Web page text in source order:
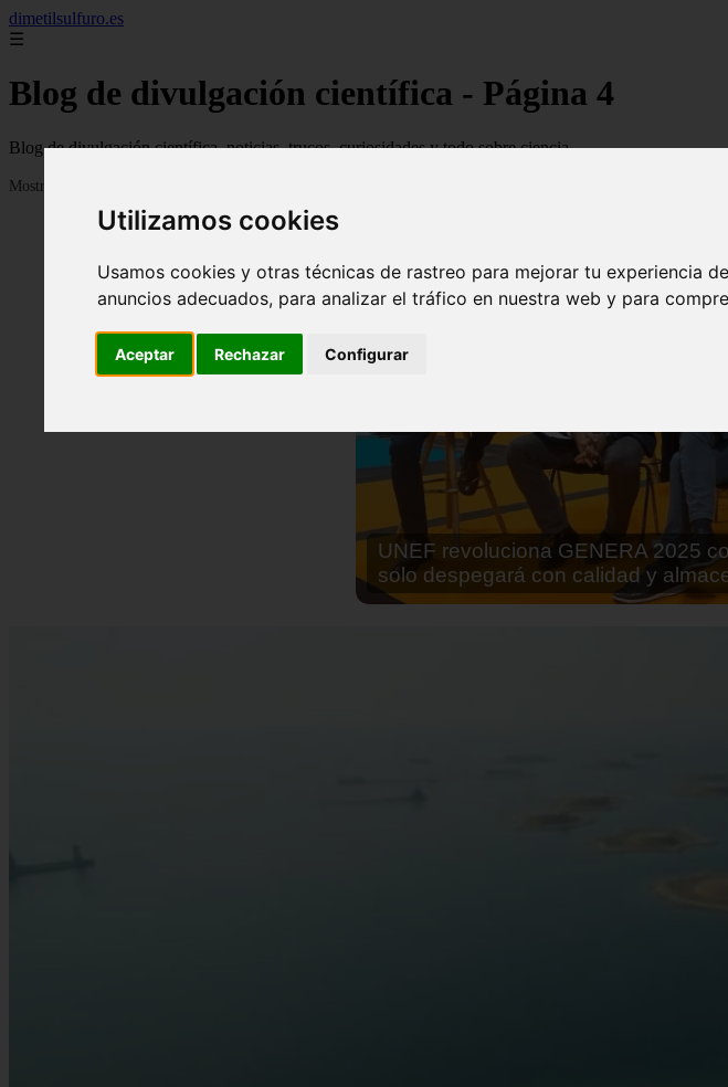
Utilizamos cookies
Usamos cookies y otras técnicas de rastreo para mejorar tu experiencia
anuncios adecuados, para analizar el tráfico en nuestra web y para
Aceptar Rechazar Configurar
dimetilsulfuro.es
☰
Blog de divulgación científica - Página 4
Blog de divulgación científica, noticias, trucos, curiosidades y todo sobre ciencia
Mostrando 73 - 96 de 907 artículos
En África harán lo que parecía
cocinar sus alimentos